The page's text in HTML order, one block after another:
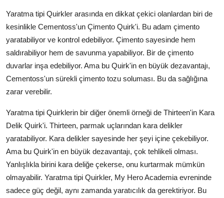
Yaratma tipi Quirkler arasında en dikkat çekici olanlardan biri de
kesinlikle Cementoss'un Çimento Quirk'i. Bu adam çimento
yaratabiliyor ve kontrol edebiliyor. Çimento sayesinde hem
saldırabiliyor hem de savunma yapabiliyor. Bir de çimento
duvarlar inşa edebiliyor. Ama bu Quirk'in en büyük dezavantajı,
Cementoss'un sürekli çimento tozu soluması. Bu da sağlığına
zarar verebilir.
Yaratma tipi Quirklerin bir diğer önemli örneği de Thirteen'in Kara
Delik Quirk'i. Thirteen, parmak uçlarından kara delikler
yaratabiliyor. Kara delikler sayesinde her şeyi içine çekebiliyor.
Ama bu Quirk'in en büyük dezavantajı, çok tehlikeli olması.
Yanlışlıkla birini kara deliğe çekerse, onu kurtarmak mümkün
olmayabilir. Yaratma tipi Quirkler, My Hero Academia evreninde
sadece güç değil, aynı zamanda yaratıcılık da gerektiriyor. Bu